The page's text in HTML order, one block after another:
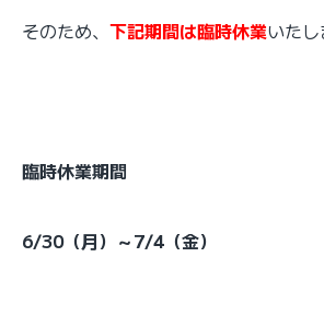
そのため、 下記期間は臨時休業いたし
臨時休業期間
6/30（月）～7/4（金）